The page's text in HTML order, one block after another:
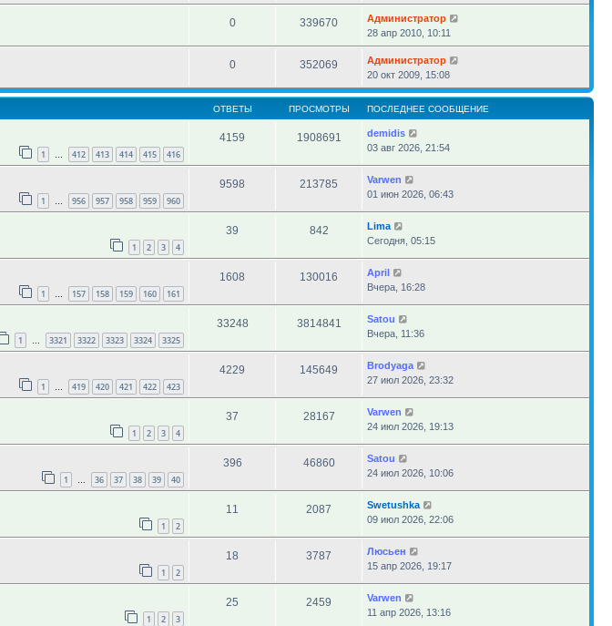
0 339670
Администратор
28 апр 2010, 10:11
0 352069
Администратор
20 окт 2009, 15:08
ОТВЕТЫ ПРОСМОТРЫ ПОСЛЕДНЕЕ СООБЩЕНИЕ
1 … 412 413 414 415 416
4159 1908691
demidis
03 авг 2026, 21:54
1 … 956 957 958 959 960
9598 213785
Varwen
01 июн 2026, 06:43
1 2 3 4
39 842
Lima
Сегодня, 05:15
1 … 157 158 159 160 161
1608 130016
April
Вчера, 16:28
1 … 3321 3322 3323 3324 3325
33248 3814841
Satou
Вчера, 11:36
1 … 419 420 421 422 423
4229 145649
Brodyaga
27 июл 2026, 23:32
1 2 3 4
37 28167
Varwen
24 июл 2026, 19:13
1 … 36 37 38 39 40
396 46860
Satou
24 июл 2026, 10:06
1 2
11 2087
Swetushka
09 июл 2026, 22:06
1 2
18 3787
Люсьен
15 апр 2026, 19:17
1 2 3
25 2459
Varwen
11 апр 2026, 13:16